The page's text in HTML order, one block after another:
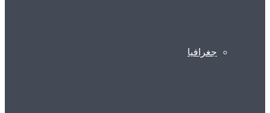
جغرافیا